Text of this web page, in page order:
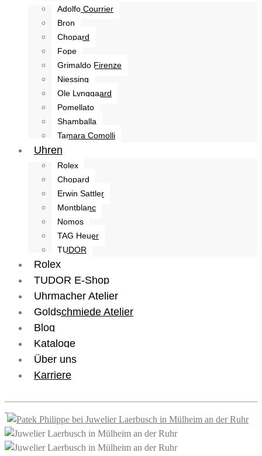
Adolfo Courrier
Bron
Chopard
Fope
Grimaldo Firenze
Niessing
Ole Lynggaard
Pomellato
Shamballa
Tamara Comolli
Uhren
Rolex
Chopard
Erwin Sattler
Montblanc
Nomos
TAG Heuer
TUDOR
Rolex
TUDOR E-Shop
Uhrmacher Atelier
Goldschmiede Atelier
Blog
Kataloge
Über uns
Karriere